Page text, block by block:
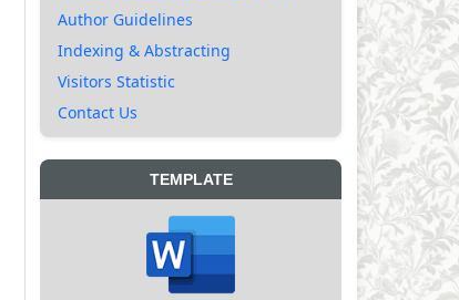
Author Guidelines
Indexing & Abstracting
Visitors Statistic
Contact Us
TEMPLATE